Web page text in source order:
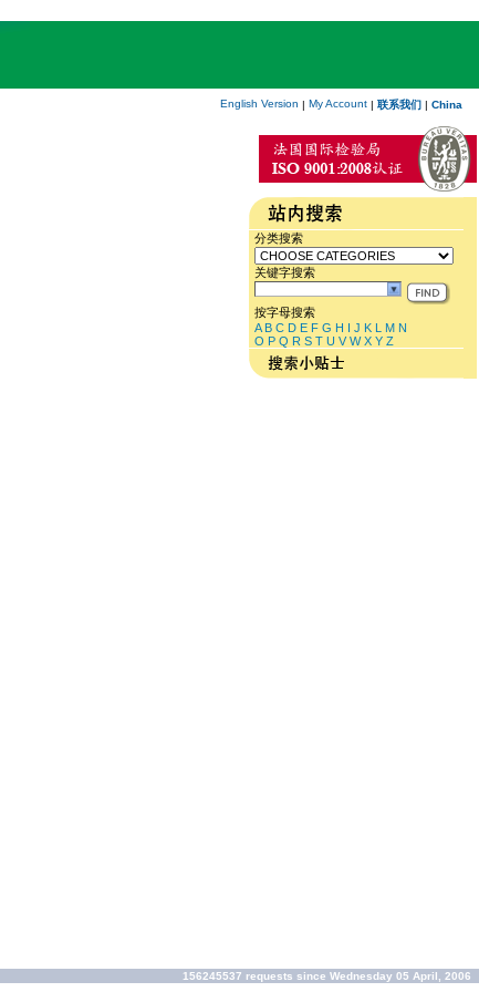
English Version | My Account | 联系我们 | China
分类搜索
关键字搜索
按字母搜索
A B C D E F G H I J K L M N
O P Q R S T U V W X Y Z
156245537 requests since Wednesday 05 April, 2006